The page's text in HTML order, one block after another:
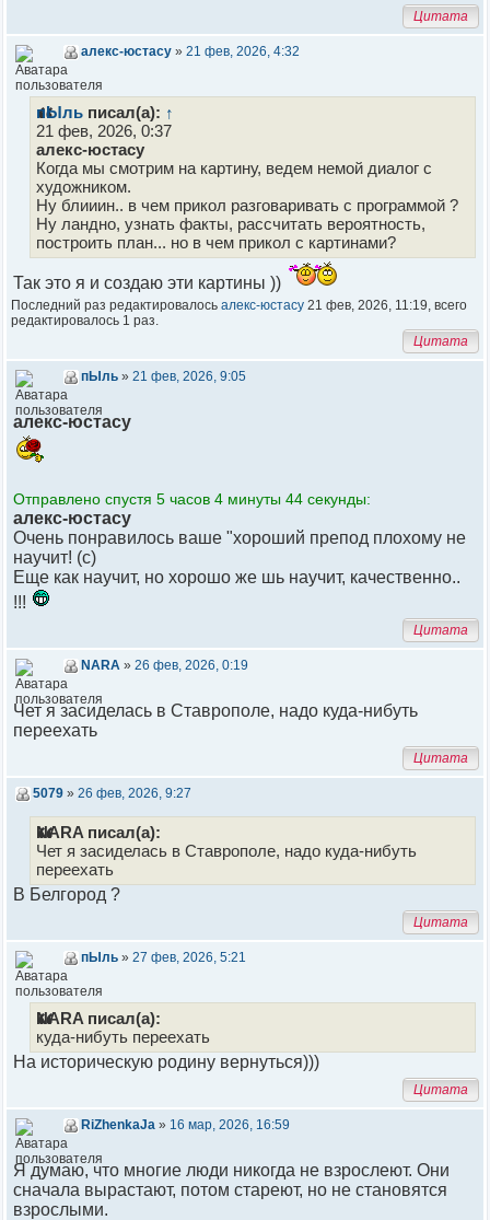
Цитата
алекс-юстасу » 21 фев, 2026, 4:32
пЫль писал(а): ↑
21 фев, 2026, 0:37
алекс-юстасу
Когда мы смотрим на картину, ведем немой диалог с
художником.
Ну блииин.. в чем прикол разговаривать с программой ?
Ну ландно, узнать факты, рассчитать вероятность,
построить план... но в чем прикол с картинами?
Так это я и создаю эти картины ))
Последний раз редактировалось алекс-юстасу 21 фев, 2026, 11:19, всего
редактировалось 1 раз.
Цитата
пЫль » 21 фев, 2026, 9:05
алекс-юстасу
Отправлено спустя 5 часов 4 минуты 44 секунды:
алекс-юстасу
Очень понравилось ваше "хороший препод плохому не
научит! (с)
Еще как научит, но хорошо же шь научит, качественно..
!!!
Цитата
NARA » 26 фев, 2026, 0:19
Чет я засиделась в Ставрополе, надо куда-нибуть
переехать
Цитата
5079 » 26 фев, 2026, 9:27
NARA писал(а):
Чет я засиделась в Ставрополе, надо куда-нибуть
переехать
В Белгород ?
Цитата
пЫль » 27 фев, 2026, 5:21
NARA писал(а):
куда-нибуть переехать
На историческую родину вернуться)))
Цитата
RiZhenkaJa » 16 мар, 2026, 16:59
Я думаю, что многие люди никогда не взрослеют. Они
сначала вырастают, потом стареют, но не становятся
взрослыми.